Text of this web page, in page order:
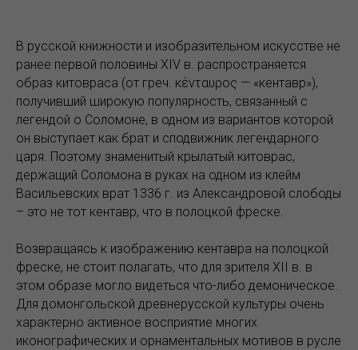
В русской книжности и изобразительном искусстве не
ранее первой половины XIV в. распространяется
образ китовраса (от греч. κένταυρος — «кентавр»),
получивший широкую популярность, связанный с
легендой о Соломоне, в одном из вариантов которой
он выступает как брат и сподвижник легендарного
царя. Поэтому знаменитый крылатый китоврас,
держащий Соломона в руках на одном из клейм
Васильевских врат 1336 г. из Александровой слободы
– это не тот кентавр, что в полоцкой фреске.
Возвращаясь к изображению кентавра на полоцкой
фреске, не стоит полагать, что для зрителя XII в. в
этом образе могло видеться что-либо демоническое.
Для домонгольской древнерусской культуры очень
характерно активное восприятие многих
иконографических и орнаментальных мотивов в русле